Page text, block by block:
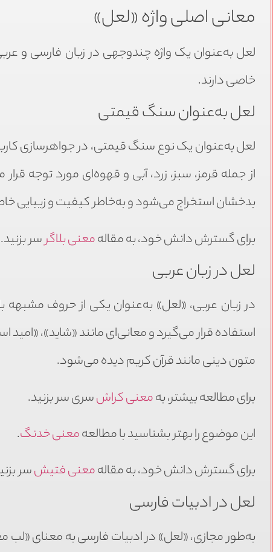
معانی اصلی واژه «لعل»
لعل به‌عنوان یک واژه چندوجهی در زبان فارسی و
خاصی دارند.
لعل به‌عنوان سنگ قیمتی
لعل به‌عنوان یک نوع سنگ قیمتی، در جواهرسازی
از جمله قرمز، سبز، زرد، آبی و قهوه‌ای مورد توجه
بدخشان استخراج می‌شود و به‌خاطر کیفیت و زیبایی
برای گسترش دانش خود، به مقالهمعنی بلاگرسر بزنید.
لعل در زبان عربی
در زبان عربی، «لعل» به‌عنوان یکی از حروف مشبهه
استفاده قرار می‌گیرد و معانی‌ای مانند «شاید»، «امید
متون دینی مانند قرآن کریم دیده می‌شود.
برای مطالعه بیشتر، بهمعنی کراشسری سر بزنید.
این موضوع را بهتر بشناسید با مطالعهمعنی خدنگ.
برای گسترش دانش خود، به مقالهمعنی فتیشسر
لعل در ادبیات فارسی
به‌طور مجازی، «لعل» در ادبیات فارسی به معنای